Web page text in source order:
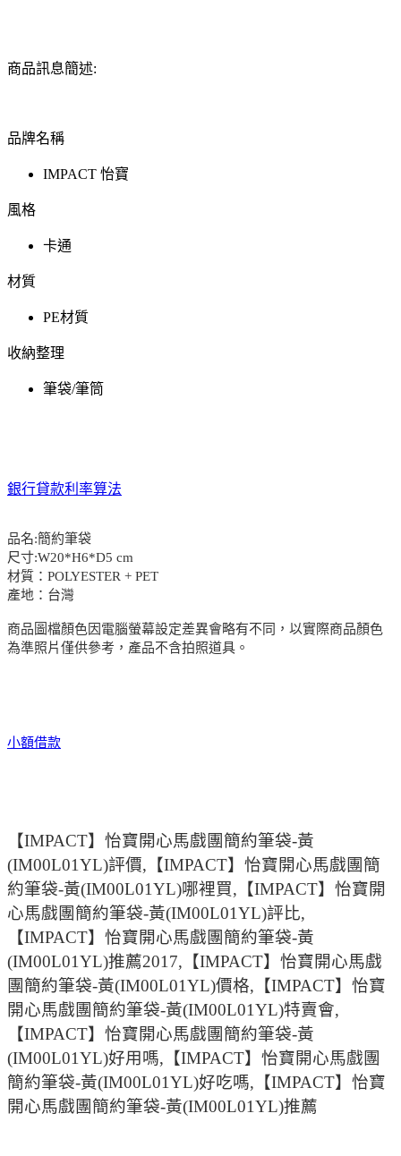
商品訊息簡述:
品牌名稱
IMPACT 怡寶
風格
卡通
材質
PE材質
收納整理
筆袋/筆筒
銀行貸款利率算法
品名:簡約筆袋
尺寸:W20*H6*D5 cm
材質：POLYESTER + PET
產地：台灣
商品圖檔顏色因電腦螢幕設定差異會略有不同，以實際商品顏色
為準照片僅供參考，產品不含拍照道具。
小額借款
【IMPACT】怡寶開心馬戲團簡約筆袋-黃
(IM00L01YL)評價,【IMPACT】怡寶開心馬戲團簡
約筆袋-黃(IM00L01YL)哪裡買,【IMPACT】怡寶開
心馬戲團簡約筆袋-黃(IM00L01YL)評比,
【IMPACT】怡寶開心馬戲團簡約筆袋-黃
(IM00L01YL)推薦2017,【IMPACT】怡寶開心馬戲
團簡約筆袋-黃(IM00L01YL)價格,【IMPACT】怡寶
開心馬戲團簡約筆袋-黃(IM00L01YL)特賣會,
【IMPACT】怡寶開心馬戲團簡約筆袋-黃
(IM00L01YL)好用嗎,【IMPACT】怡寶開心馬戲團
簡約筆袋-黃(IM00L01YL)好吃嗎,【IMPACT】怡寶
開心馬戲團簡約筆袋-黃(IM00L01YL)推薦